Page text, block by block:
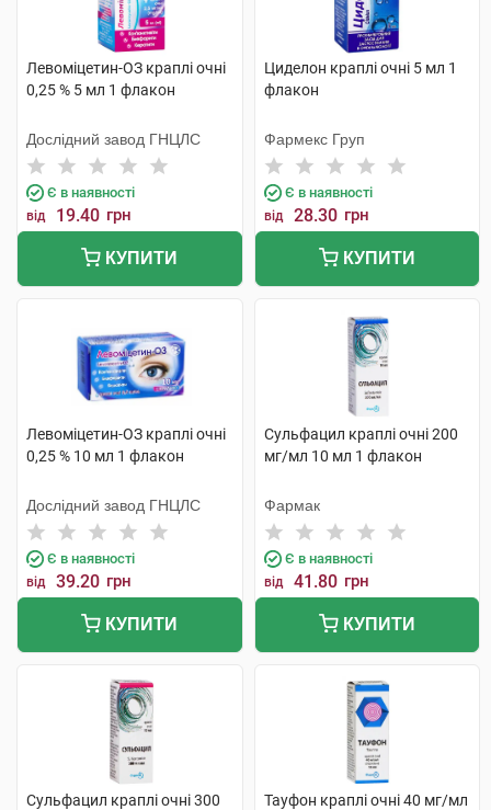
Левоміцетин-ОЗ краплі очні
0,25 % 5 мл 1 флакон
Дослідний завод ГНЦЛС
Є в наявності
від 19.40 грн
КУПИТИ
Циделон краплі очні 5 мл 1
флакон
Фармекс Груп
Є в наявності
від 28.30 грн
КУПИТИ
Левоміцетин-ОЗ краплі очні
0,25 % 10 мл 1 флакон
Дослідний завод ГНЦЛС
Є в наявності
від 39.20 грн
КУПИТИ
Сульфацил краплі очні 200
мг/мл 10 мл 1 флакон
Фармак
Є в наявності
від 41.80 грн
КУПИТИ
Сульфацил краплі очні 300
Тауфон краплі очні 40 мг/мл